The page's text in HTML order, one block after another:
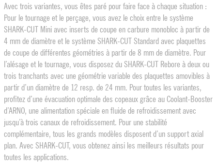
Avec trois variantes, vous êtes paré pour faire face à chaque situation :
Pour le tournage et le perçage, vous avez le choix entre le système
SHARK-CUT Mini avec inserts de coupe en carbure monobloc à partir de
4 mm de diamètre et le système SHARK-CUT Standard avec plaquettes
de coupe de différentes géométries à partir de 8 mm de diamètre. Pour
l’alésage et le tournage, vous disposez du SHARK-CUT Rebore à deux ou
trois tranchants avec une géométrie variable des plaquettes amovibles à
partir d’un diamètre de 12 resp. de 24 mm. Pour toutes les variantes,
profitez d’une évacuation optimale des copeaux grâce au Coolant-Booster
d’ARNO, une alimentation spéciale en fluide de refroidissement avec
jusqu’à trois canaux de refroidissement. Pour une stabilité
complémentaire, tous les grands modèles disposent d’un support axial
plan. Avec SHARK-CUT, vous obtenez ainsi les meilleurs résultats pour
toutes les applications.